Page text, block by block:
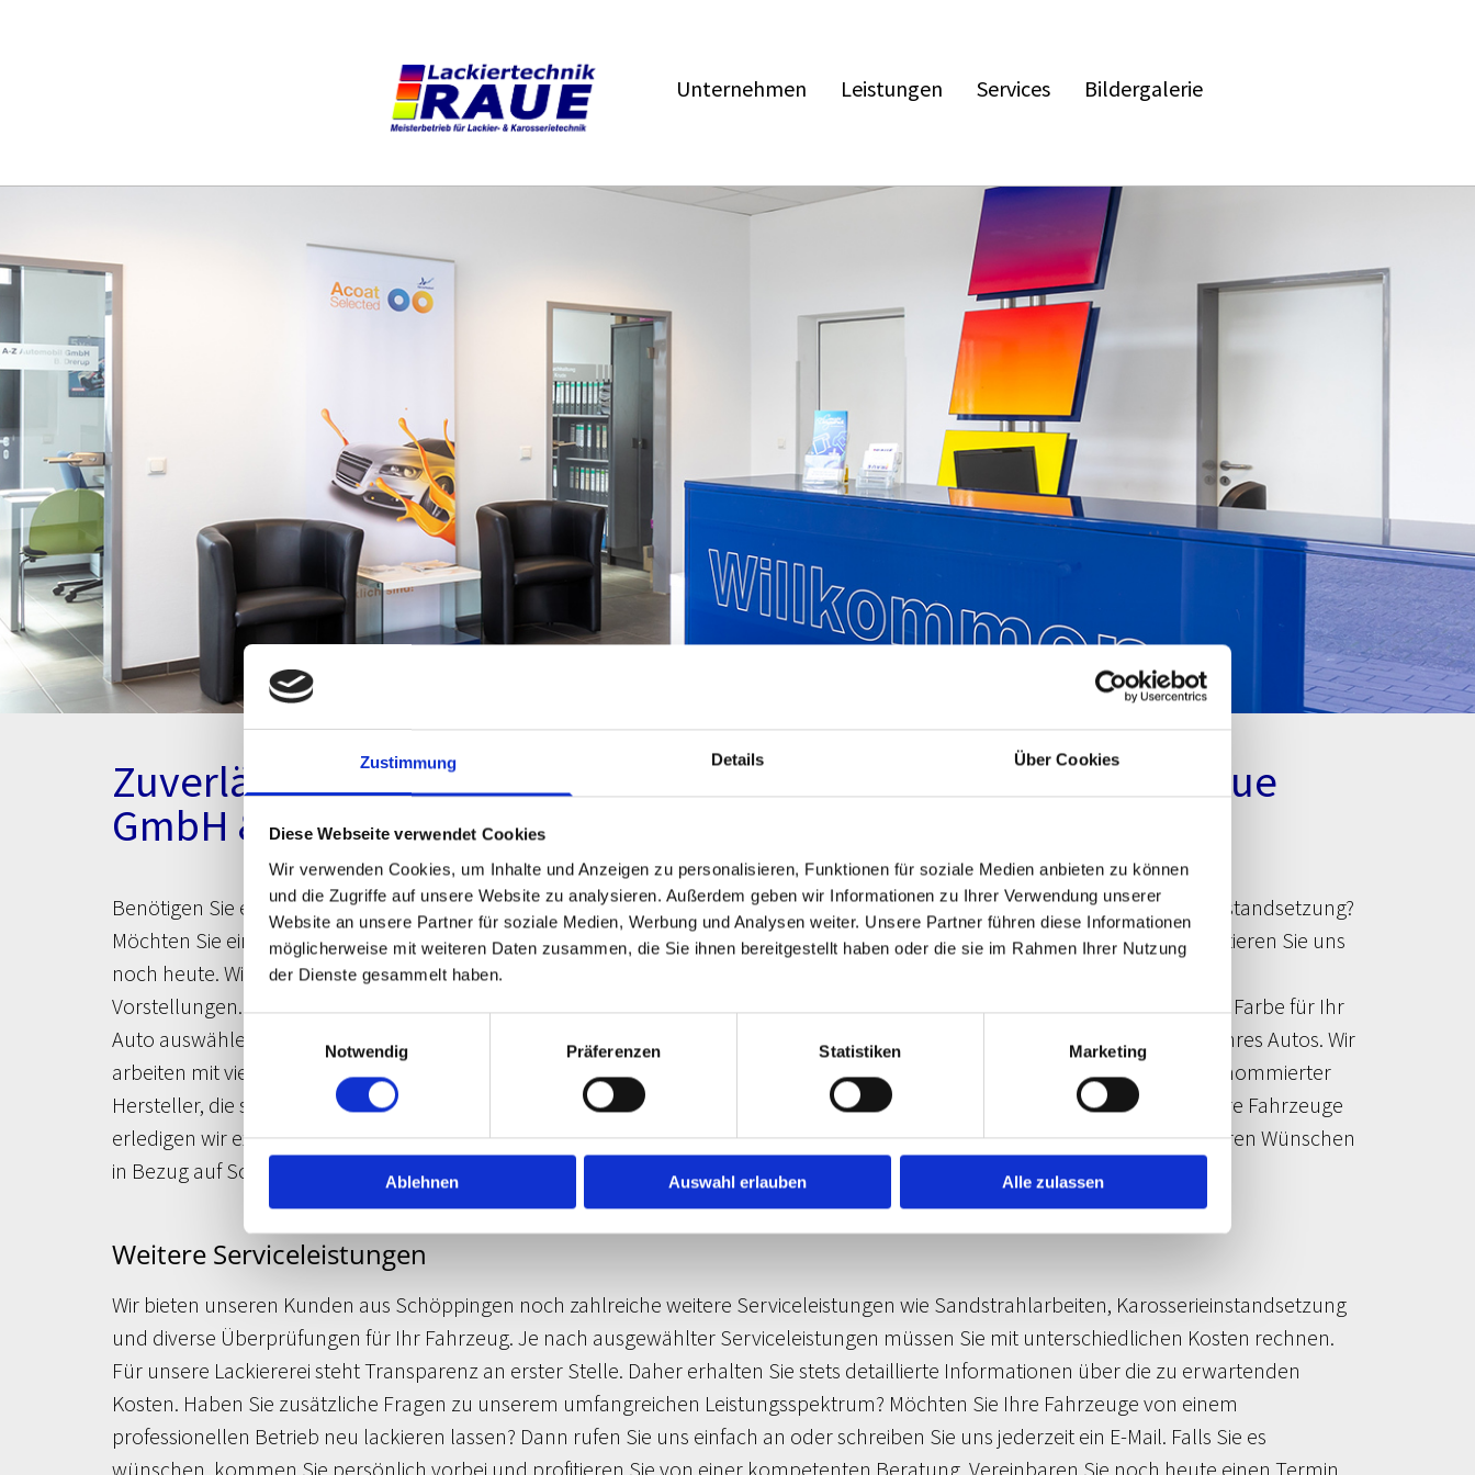
Zustimmung Details Über Cookies
Diese Webseite verwendet Cookies
Wir verwenden Cookies, um Inhalte und Anzeigen zu personalisieren, Funktionen für soziale Medien anbieten zu können
und die Zugriffe auf unsere Website zu analysieren. Außerdem geben wir Informationen zu Ihrer Verwendung unserer
Website an unsere Partner für soziale Medien, Werbung und Analysen weiter. Unsere Partner führen diese Informationen
möglicherweise mit weiteren Daten zusammen, die Sie ihnen bereitgestellt haben oder die sie im Rahmen Ihrer Nutzung
der Dienste gesammelt haben.
Notwendig
Präferenzen Statistiken Marketing
Ablehnen Auswahl erlauben Alle zulassen
Unternehmen Leistungen Services Bildergalerie
Zuverlässige Lackiererei für Schöppingen - Lackiertechnik Raue
GmbH & CO. KG
Benötigen Sie eine Komplettlackierung für Ihren Pkw? Suchen Sie nach einem kompetenten Fachmann für eine Karossierieinstandsetzung?
Möchten Sie einen Bus oder Lkw beschriften lassen? Lackiertechnik Raue GmbH & CO. KG ist Ihr kompetenter Partner. Kontaktieren Sie uns
noch heute. Wir erledigen alle Lackierarbeiten professionell, präzise und zuverlässig. Besprechen Sie mit uns Ihre individuellen
Vorstellungen. In welcher Farbe möchten Sie Ihr Auto lackieren lassen? Bei einer Komplettlackierung können Sie eine andere Farbe für Ihr
Auto auswählen. Falls Sie nur bestimmte beschädigte Bereiche ausbessern lassen möchten, verwenden wir die Farbnuance Ihres Autos. Wir
arbeiten mit viel Liebe zum Detail, sodass Ihr Auto bald wieder in neuem Glanz erstrahlt. Wir benutzen hochwertige Farben renommierter
Hersteller, die sich durch ihre Leuchtkraft, Strapazierfähigkeit und Langlebigkeit auszeichnen. Sämtliche Beschriftungen für Ihre Fahrzeuge
erledigen wir exakt nach Ihren Angaben. Teilen Sie uns einfach Ihre individuellen Anforderungen mit. Wir orientieren uns an Ihren Wünschen
in Bezug auf Schriftzug, Design, Motive und Farbauswahl.
Weitere Serviceleistungen
Wir bieten unseren Kunden aus Schöppingen noch zahlreiche weitere Serviceleistungen wie Sandstrahlarbeiten, Karosserieinstandsetzung
und diverse Überprüfungen für Ihr Fahrzeug. Je nach ausgewählter Serviceleistungen müssen Sie mit unterschiedlichen Kosten rechnen.
Für unsere Lackiererei steht Transparenz an erster Stelle. Daher erhalten Sie stets detaillierte Informationen über die zu erwartenden
Kosten. Haben Sie zusätzliche Fragen zu unserem umfangreichen Leistungsspektrum? Möchten Sie Ihre Fahrzeuge von einem
professionellen Betrieb neu lackieren lassen? Dann rufen Sie uns einfach an oder schreiben Sie uns jederzeit ein E-Mail. Falls Sie es
wünschen, kommen Sie persönlich vorbei und profitieren Sie von einer kompetenten Beratung. Vereinbaren Sie noch heute einen Termin.